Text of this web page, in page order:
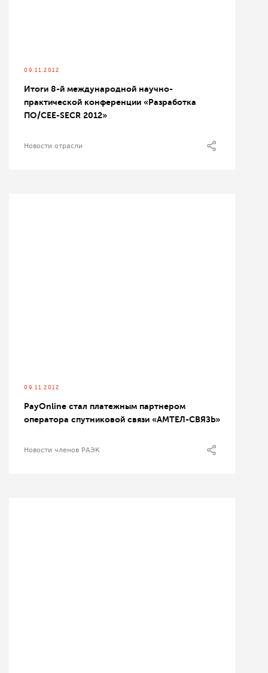
09.11.2012
Итоги 8-й международной научно-
практической конференции «Разработка
ПО/CEE-SECR 2012»
Новости отрасли
09.11.2012
PayOnline стал платежным партнером
оператора спутниковой связи «АМТЕЛ-СВЯЗЬ»
Новости членов РАЭК